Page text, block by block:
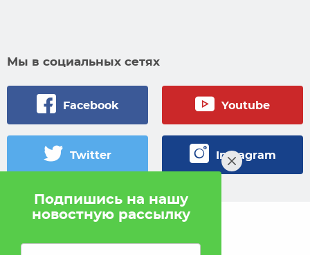
Мы в социальных сетях
Facebook Youtube
Twitter Instagram
Подпишись на нашу
новостную рассылку